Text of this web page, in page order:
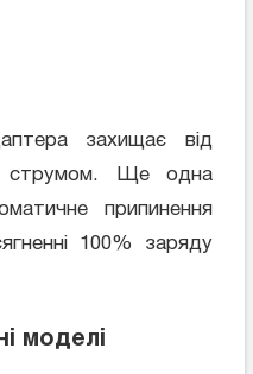
захищає від
струмом. Ще одна
припинення
100% заряду
моделі